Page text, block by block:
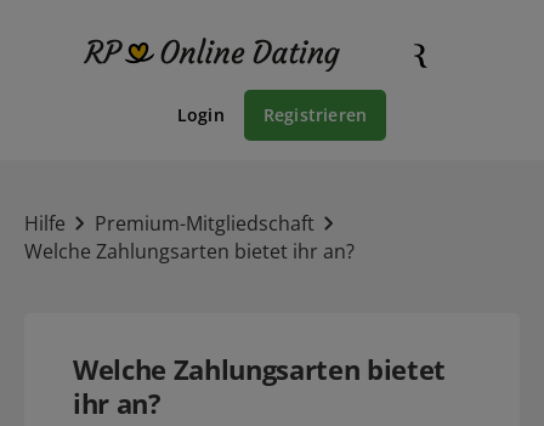
Login Registrieren
Hilfe
Premium-Mitgliedschaft
Welche Zahlungsarten bietet ihr an?
Welche Zahlungsarten bietet
ihr an?